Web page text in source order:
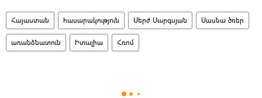
Հայաստան հասարակություն Սերժ Սարգսյան Սասնա ծռեր
առանձնատուն Իտալիա Հռոմ